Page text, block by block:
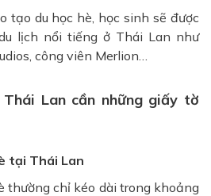
tạo du học hè, học sinh sẽ được
lịch nổi tiếng ở Thái Lan như
công viên Merlion…
Lan cần những giấy tờ
tại Thái Lan
thường chỉ kéo dài trong khoảng